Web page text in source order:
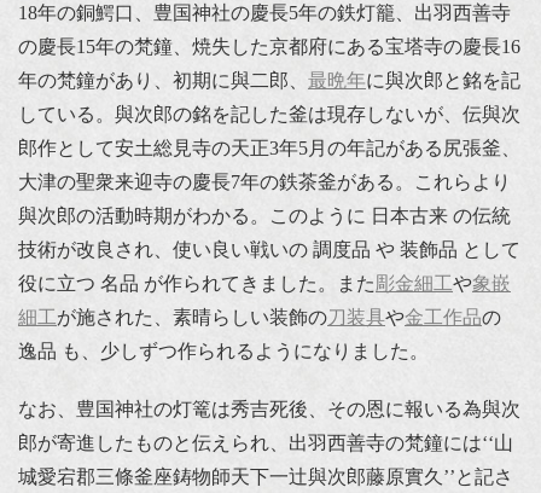
18年の銅鰐口、豊国神社の慶長5年の鉄灯籠、出羽西善寺
の慶長15年の梵鐘、焼失した京都府にある宝塔寺の慶長16
年の梵鐘があり、初期に與二郎、 最晩年に與次郎と銘を記
している。與次郎の銘を記した釜は現存しないが、伝與次
郎作として安土総見寺の天正3年5月の年記がある尻張釜、
大津の聖衆来迎寺の慶長7年の鉄茶釜がある。これらより
與次郎の活動時期がわかる。このように 日本古来 の伝統
技術が改良され、使い良い戦いの 調度品 や 装飾品 として
役に立つ 名品 が作られてきました。また 彫金細工や象嵌
細工が施された、素晴らしい装飾の刀装具や金工作品の
逸品 も、少しずつ作られるようになりました。
なお、豊国神社の灯篭は秀吉死後、その恩に報いる為與次
郎が寄進したものと伝えられ、出羽西善寺の梵鐘には‘‘山
城愛宕郡三條釜座鋳物師天下一辻與次郎藤原實久’’と記さ